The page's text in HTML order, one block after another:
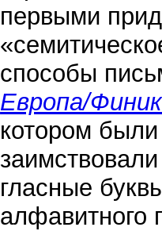
первыми
способы
Европа/
котором
гласные
алфавитного